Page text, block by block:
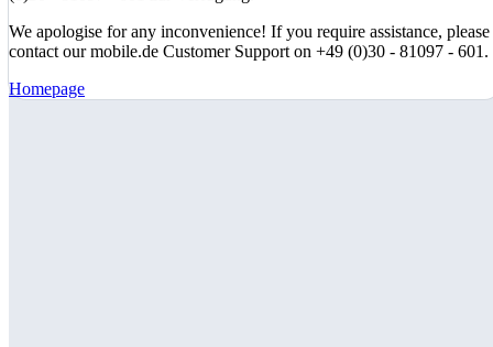
We apologise for any inconvenience! If you require assistance, please
contact our mobile.de Customer Support on +49 (0)30 - 81097 - 601.
Homepage